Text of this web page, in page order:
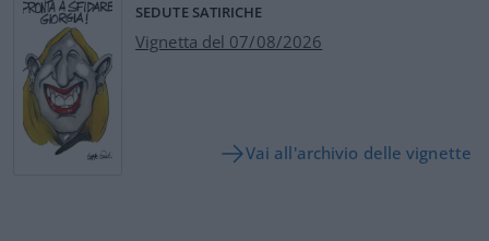
SEDUTE SATIRICHE
Vignetta del 07/08/2026
Vai all'archivio delle vignette